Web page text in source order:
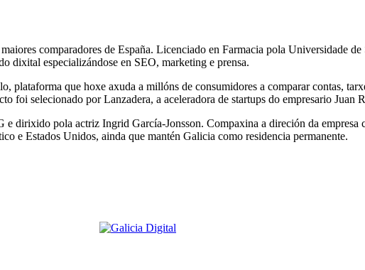
comparadores de España. Licenciado en Farmacia pola Universidade
dixital especializándose en SEO, marketing e prensa.
que hoxe axuda a millóns de consumidores a comparar contas,
foi selecionado por Lanzadera, a aceleradora de startups do empresario Juan
dirixido pola actriz Ingrid García-Jonsson. Compaxina a direción da empresa
e Estados Unidos, ainda que mantén Galicia como residencia permanente.